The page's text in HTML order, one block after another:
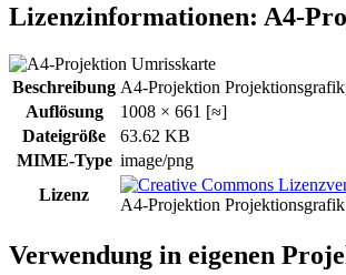
Lizenzinformationen: A4-
Beschreibung A4-Projektion
Auflösung
1008 × 661 [≈]
Dateigröße
63.62 KB
MIME-Type image/png
Lizenz
A4-Projektion Projektionsgrafik
Verwendung in eigenen